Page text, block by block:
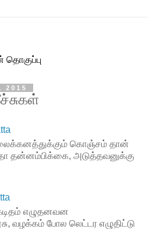
தொகுப்பு
2015
கொஞ்சம் தான்
தன்னம்பிக்கை, அடுத்தவனுக்கு
எழுதனவன
வழக்கம் போல லெட்டர எழுதிட்டு